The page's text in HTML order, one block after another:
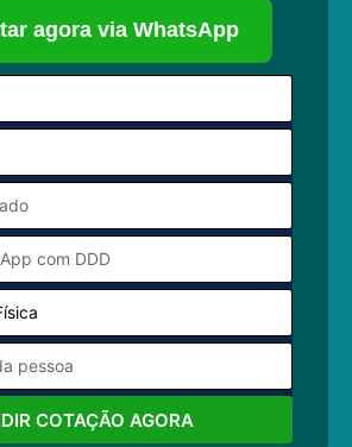
agora via WhatsApp
COTAÇÃO AGORA